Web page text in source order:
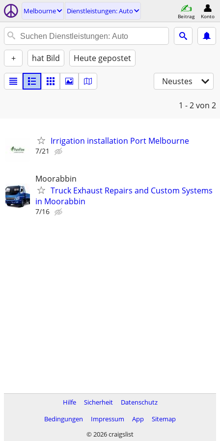
Melbourne Dienstleistungen: Auto
Beitrag Konto
+ hat Bild Heute gepostet
Neustes
1 - 2von 2
Irrigation installation Port Melbourne
7/21
Moorabbin
Truck Exhaust Repairs and Custom Systems
in Moorabbin
7/16
Hilfe Sicherheit
Datenschutz
Bedingungen
Impressum App
Sitemap
© 2026 craigslist